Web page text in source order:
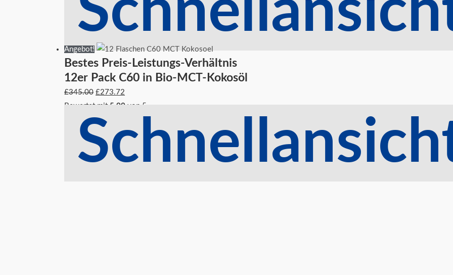
Angebot!
Bestes Preis-Leistungs-Verhältnis
12er Pack C60 in Bio-MCT-Kokosöl
£345.00 £273.72
Bewertet mit 5.00 von 5